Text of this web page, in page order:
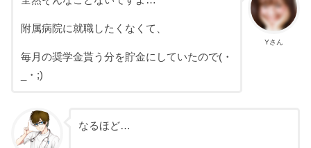
Yさん
附属病院に就職したくなくて、
毎月の奨学金貰う分を貯金にしていたので(・
_・;)
なるほど…